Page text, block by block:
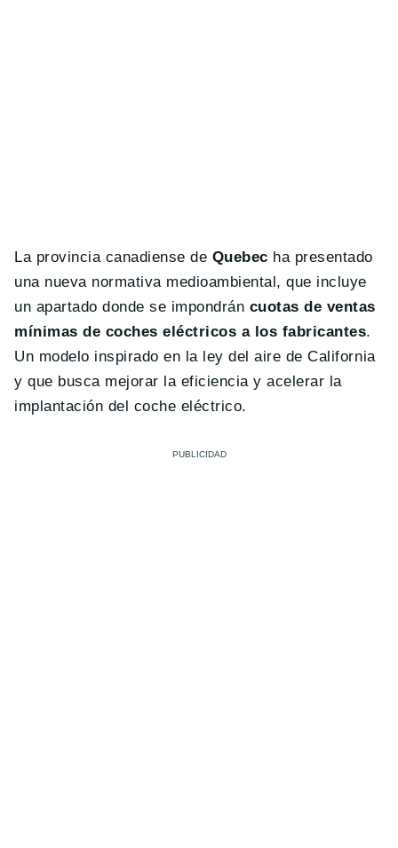
La provincia canadiense de Quebec ha presentado
una nueva normativa medioambiental, que incluye
un apartado donde se impondrán cuotas de ventas
mínimas de coches eléctricos a los fabricantes.
Un modelo inspirado en la ley del aire de California
y que busca mejorar la eficiencia y acelerar la
implantación del coche eléctrico.